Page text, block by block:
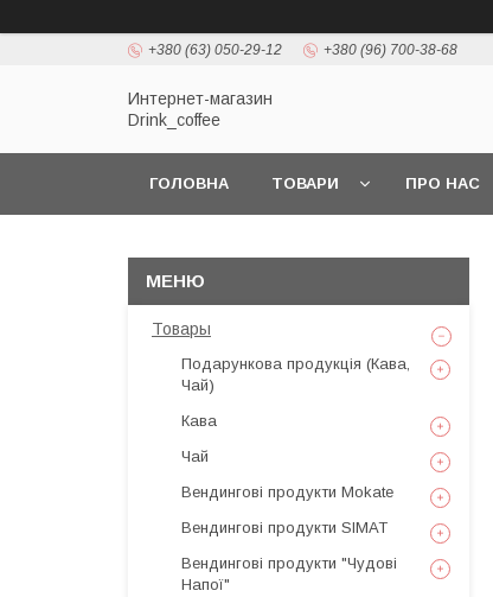
+380 (63) 050-29-12 +380 (96) 700-38-68
Интернет-магазин
Drink_coffee
ГОЛОВНА ТОВАРИ ПРО НАС
Товары
Подарункова продукція (Кава,
Чай)
Кава
Чай
Вендингові продукти Mokate
Вендингові продукти SIMAT
Вендингові продукти "Чудові
Напої"